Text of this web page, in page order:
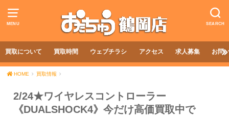
MENU SEARCH
買取について 買取時間 ウェブチラシ アクセス 求人募集 お問
HOME 買取情報
2/24★ワイヤレスコントローラー
《DUALSHOCK4》今だけ高価買取中で